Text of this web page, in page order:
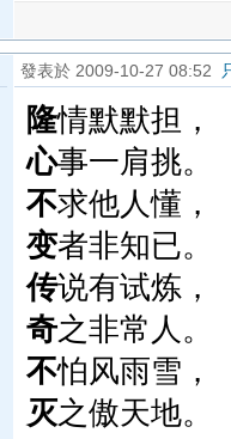
發表於 2009-10-27 08:52
隆情默默担，
心事一肩挑。
不求他人懂，
变者非知已。
传说有试炼，
奇之非常人。
不怕风雨雪，
灭之傲天地。